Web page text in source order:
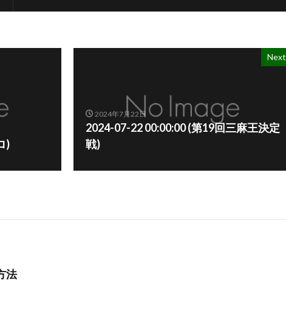
)
Next
2024年7月22日
2024-07-22 00:00:00 (第19回三麻王決定
戦)
法